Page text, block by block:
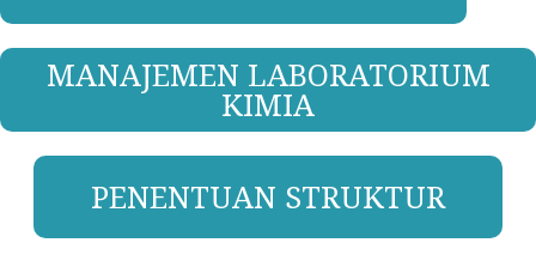
MANAJEMEN LABORATORIUM
KIMIA
PENENTUAN STRUKTUR